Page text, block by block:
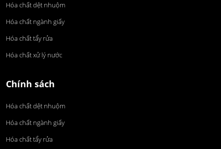
Hóa chất dệt nhuộm
Hóa chất ngành giấy
Hóa chất tẩy rửa
Hóa chất xử lý nước
Chính sách
Hóa chất dệt nhuộm
Hóa chất ngành giấy
Hóa chất tẩy rửa